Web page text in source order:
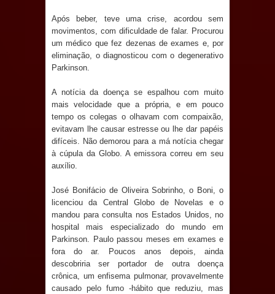
Caldas Brandão: Tradicional Festa de
Santana 2026 será neste sábado (25)
Nota de pesar: Câmara de Marí
lamenta a morte da ex-vereadora
Neta do Sindicato
Brasília recursos para nova Casa de
Acolhida e CRAS de Sapé
Denise Ribeiro toma posse no
Diretório Nacional do PDT durante
Após beber, teve uma crise, acordou sem
movimentos, com dificuldade de falar. Procurou
um médico que fez dezenas de exames e, por
eliminação, o diagnosticou com o degenerativo
Parkinson.
A notícia da doença se espalhou com muito
mais velocidade que a própria, e em pouco
tempo os colegas o olhavam com compaixão,
evitavam lhe causar estresse ou lhe dar papéis
difíceis. Não demorou para a má notícia chegar
à cúpula da Globo. A emissora correu em seu
auxílio.
José Bonifácio de Oliveira Sobrinho, o Boni, o
licenciou da Central Globo de Novelas e o
mandou para consulta nos Estados Unidos, no
hospital mais especializado do mundo em
Parkinson. Paulo passou meses em exames e
fora do ar. Poucos anos depois, ainda
descobriria ser portador de outra doença
crônica, um enfisema pulmonar, provavelmente
causado pelo fumo -hábito que reduziu, mas